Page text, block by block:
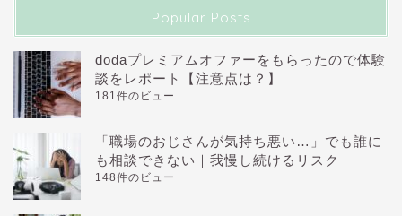
Popular Posts
dodaプレミアムオファーをもらったので体験
談をレポート【注意点は？】
181件のビュー
「職場のおじさんが気持ち悪い…」でも誰に
も相談できない｜我慢し続けるリスク
148件のビュー